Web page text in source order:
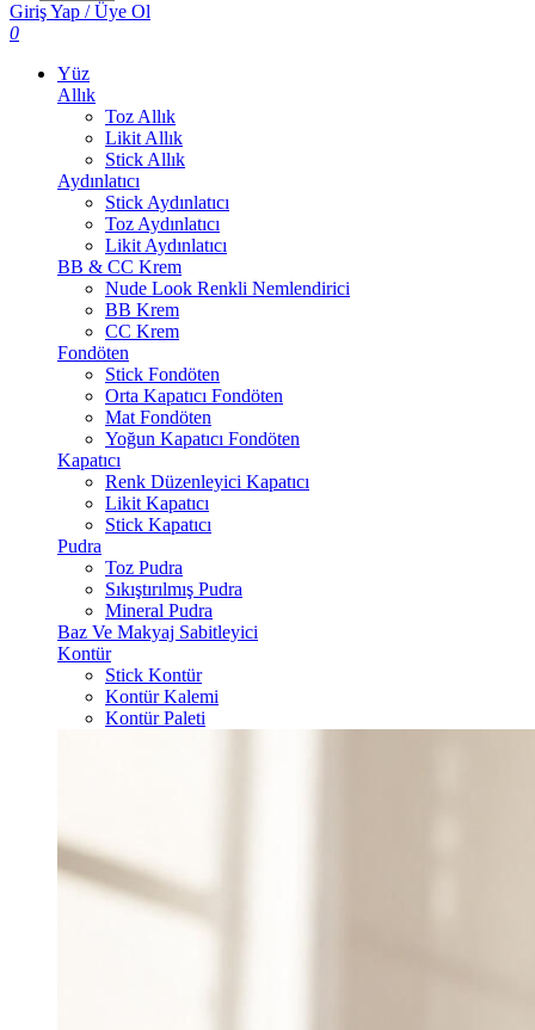
Giriş Yap / Üye Ol
0
Yüz
Allık
Toz Allık
Likit Allık
Stick Allık
Aydınlatıcı
Stick Aydınlatıcı
Toz Aydınlatıcı
Likit Aydınlatıcı
BB & CC Krem
Nude Look Renkli Nemlendirici
BB Krem
CC Krem
Fondöten
Stick Fondöten
Orta Kapatıcı Fondöten
Mat Fondöten
Yoğun Kapatıcı Fondöten
Kapatıcı
Renk Düzenleyici Kapatıcı
Likit Kapatıcı
Stick Kapatıcı
Pudra
Toz Pudra
Sıkıştırılmış Pudra
Mineral Pudra
Baz Ve Makyaj Sabitleyici
Kontür
Stick Kontür
Kontür Kalemi
Kontür Paleti